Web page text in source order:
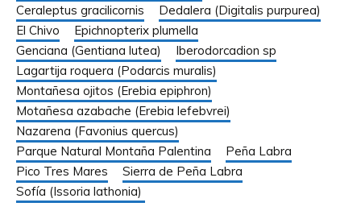
Ceraleptus gracilicornis
Dedalera (Digitalis purpurea)
El Chivo
Epichnopterix plumella
Genciana (Gentiana lutea)
Iberodorcadion sp
Lagartija roquera (Podarcis muralis)
Montañesa ojitos (Erebia epiphron)
Motañesa azabache (Erebia lefebvrei)
Nazarena (Favonius quercus)
Parque Natural Montaña Palentina
Peña Labra
Pico Tres Mares
Sierra de Peña Labra
Sofía (Issoria lathonia)